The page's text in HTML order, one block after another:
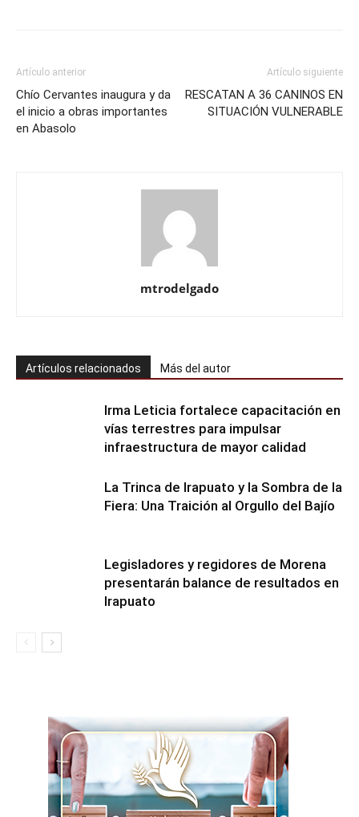
Artículo anterior
Chío Cervantes inaugura y da
el inicio a obras importantes
en Abasolo
Artículo siguiente
RESCATAN A 36 CANINOS EN
SITUACIÓN VULNERABLE
mtrodelgado
Artículos relacionados Más del autor
Irma Leticia fortalece capacitación en
vías terrestres para impulsar
infraestructura de mayor calidad
​La Trinca de Irapuato y la Sombra de la
Fiera: Una Traición al Orgullo del Bajío
Legisladores y regidores de Morena
presentarán balance de resultados en
Irapuato